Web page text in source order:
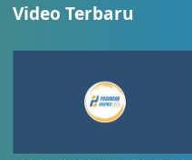
Video Terbaru